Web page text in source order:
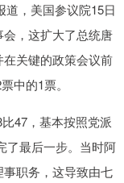
道，美国参议院15日
会，这扩大了总统唐
关键的政策会议前
中的1票。
47，基本按照党派
了最后一步。当时阿
职务，这导致由七